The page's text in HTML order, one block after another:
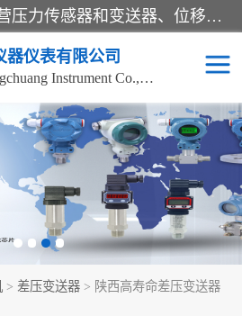
是集开发、生产和经营压力传感器和变送器、位移传感器和变送器、流量传感器和变送器、称重传感器和变送器、测力传感器和变送器、温湿度传感器和变送器、扭矩传感器、智能数显控制仪表等产品的化高新技术企业。
器仪表有限公司
Xi'an shenghongchuang Instrument Co., Ltd
> 差压变送器 > 陕西高寿命差压变送器
超声波流量计
通用型压力变送器
流量计
差压变送器